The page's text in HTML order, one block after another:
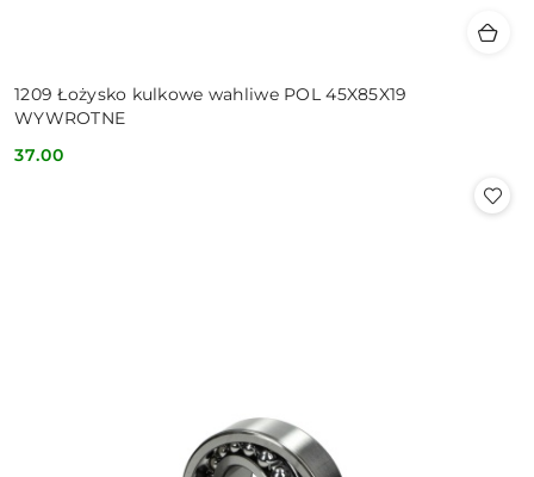
1209 Łożysko kulkowe wahliwe POL 45X85X19
WYWROTNE
Cena:
37.00